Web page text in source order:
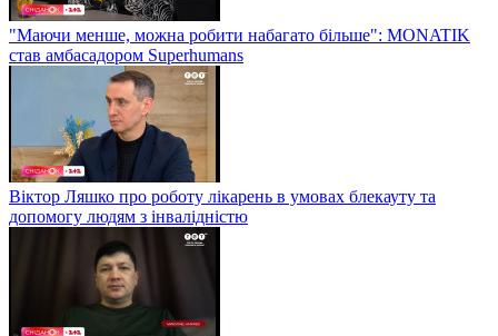
"Маючи менше, можна робити набагато більше": MONATIK
став амбасадором Superhumans
Віктор Ляшко про роботу лікарень в умовах блекауту та
допомогу людям з інвалідністю